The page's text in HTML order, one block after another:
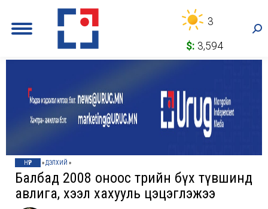
3
$: 3,594
НҮҮР »ДЭЛХИЙ »
Балбад 2008 оноос төрийн бүх түвшинд
авлига, хээл хахууль цэцэглэжээ